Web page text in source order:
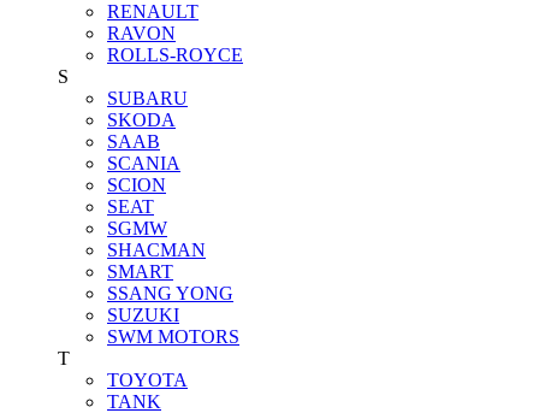
RENAULT
RAVON
ROLLS-ROYCE
S
SUBARU
SKODA
SAAB
SCANIA
SCION
SEAT
SGMW
SHACMAN
SMART
SSANG YONG
SUZUKI
SWM MOTORS
T
TOYOTA
TANK